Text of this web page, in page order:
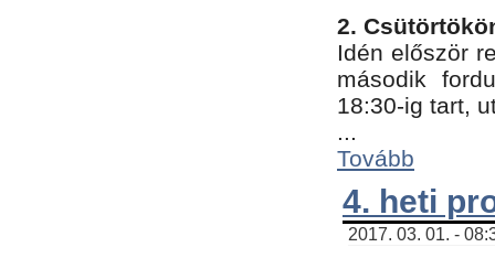
2.
Idén először
második
18:30-ig tart,
...
Tovább
4. heti
2017. 03. 01. -